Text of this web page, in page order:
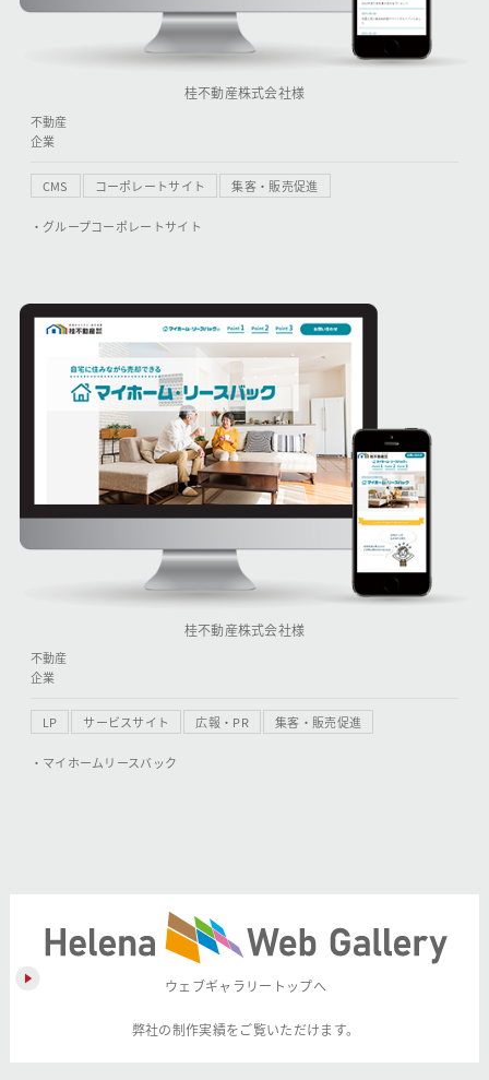
桂不動産株式会社様
不動産
企業
CMS コーポレートサイト 集客・販売促進
・グループコーポレートサイト
桂不動産株式会社様
不動産
企業
LP サービスサイト 広報・PR 集客・販売促進
・マイホームリースバック
ウェブギャラリートップへ
弊社の制作実績をご覧いただけます。